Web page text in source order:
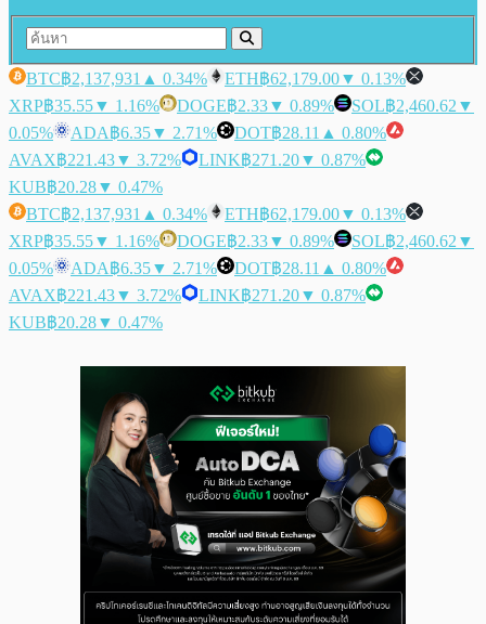
BTC฿2,137,931 ▲ 0.34% ETH฿62,179.00▼ 0.13%
XRP฿35.55▼ 1.16% DOGE฿2.33▼ 0.89% SOL฿2,460.62 ▼
0.05%
ADA฿6.35▼ 2.71% DOT฿28.11 ▲ 0.80%
AVAX฿221.43▼ 3.72% LINK฿271.20▼ 0.87%
KUB฿20.28▼ 0.47%
BTC฿2,137,931 ▲ 0.34% ETH฿62,179.00▼ 0.13%
XRP฿35.55▼ 1.16% DOGE฿2.33▼ 0.89% SOL฿2,460.62 ▼
0.05%
ADA฿6.35▼ 2.71% DOT฿28.11 ▲ 0.80%
AVAX฿221.43▼ 3.72% LINK฿271.20▼ 0.87%
KUB฿20.28▼ 0.47%